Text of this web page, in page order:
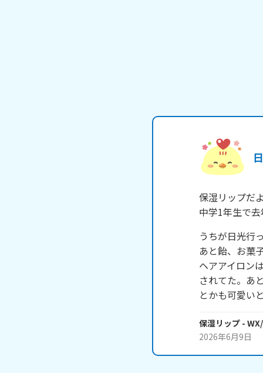
保湿リップだ
中学1年生で
うちが日光行
あと飴、お菓
ヘアアイロン
されてた。あ
とかも可愛い
保湿リップ -
2026年6月9日